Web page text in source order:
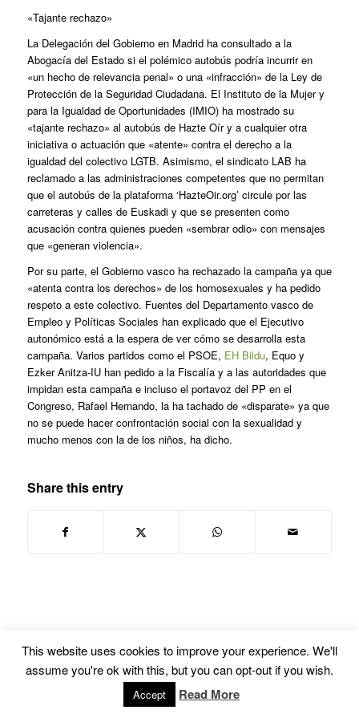
«Tajante rechazo»
La Delegación del Gobierno en Madrid ha consultado a la
Abogacía del Estado si el polémico autobús podría incurrir en
«un hecho de relevancia penal» o una «infracción» de la Ley de
Protección de la Seguridad Ciudadana. El Instituto de la Mujer y
para la Igualdad de Oportunidades (IMIO) ha mostrado su
«tajante rechazo» al autobús de Hazte Oír y a cualquier otra
iniciativa o actuación que «atente» contra el derecho a la
igualdad del colectivo LGTB. Asimismo, el sindicato LAB ha
reclamado a las administraciones competentes que no permitan
que el autobús de la plataforma ‘HazteOir.org’ circule por las
carreteras y calles de Euskadi y que se presenten como
acusación contra quienes pueden «sembrar odio» con mensajes
que «generan violencia».
Por su parte, el Gobierno vasco ha rechazado la campaña ya que
«atenta contra los derechos» de los homosexuales y ha pedido
respeto a este colectivo. Fuentes del Departamento vasco de
Empleo y Políticas Sociales han explicado que el Ejecutivo
autonómico está a la espera de ver cómo se desarrolla esta
campaña. Varios partidos como el PSOE, EH Bildu, Equo y
Ezker Anitza-IU han pedido a la Fiscalía y a las autoridades que
impidan esta campaña e incluso el portavoz del PP en el
Congreso, Rafael Hernando, la ha tachado de «disparate» ya que
no se puede hacer confrontación social con la sexualidad y
mucho menos con la de los niños, ha dicho.
Share this entry
© Copyright -Euskal Herriko Gay-Les Askapen Mugimendua- powered by
This website uses cookies to improve your experience. We'll
assume you're ok with this, but you can opt-out if you wish.
Accept Read More